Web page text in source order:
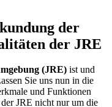
der
der JRE
(JRE) ist und
Sie uns nun in die
und Funktionen
JRE nicht nur um die